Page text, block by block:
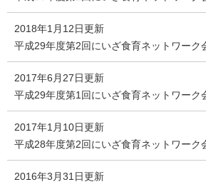
2018年1月12日更新
平成29年度第2回にいざ食育ネットワーク
2017年6月27日更新
平成29年度第1回にいざ食育ネットワーク
2017年1月10日更新
平成28年度第2回にいざ食育ネットワーク
2016年3月31日更新